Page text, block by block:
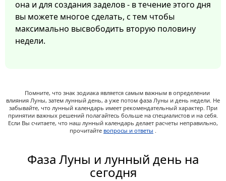
она и для создания заделов - в течение этого дня
вы можете многое сделать, с тем чтобы
максимально высвободить вторую половину
недели.
Помните, что знак зодиака является самым важным в определении
влияния Луны, затем лунный день, а уже потом фаза Луны и день недели. Не
забывайте, что лунный календарь имеет рекомендательный характер. При
принятии важных решений полагайтесь больше на специалистов и на себя.
Если Вы считаете, что наш лунный календарь делает расчеты неправильно,
прочитайте вопросы и ответы .
Фаза Луны и лунный день на
сегодня